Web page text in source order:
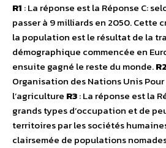
R1 : La réponse est la Réponse C:
passer à 9 milliards en 2050. Cette
la population est le résultat de la
démographique commencée en
ensuite gagné le reste du monde.R2
Organisation des Nations Unis
l’agriculture R3: La réponse est la
grands types d’occupation et de
territoires par les sociétés
clairsemée de populations